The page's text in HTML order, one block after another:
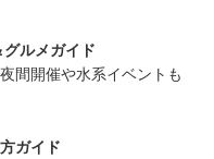
ルメガイド
間開催や水系イベントも
ガイド